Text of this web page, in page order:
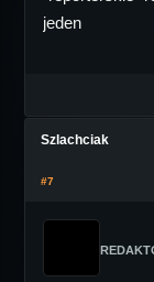
jeden
Szlachciak
#7